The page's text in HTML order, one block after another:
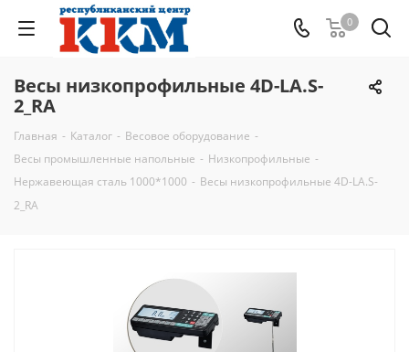
0
Весы низкопрофильные 4D-LA.S-
2_RA
Главная - Каталог - Весовое оборудование -
Весы промышленные напольные - Низкопрофильные -
Нержавеющая сталь 1000*1000 - Весы низкопрофильные 4D-LA.S-
2_RA